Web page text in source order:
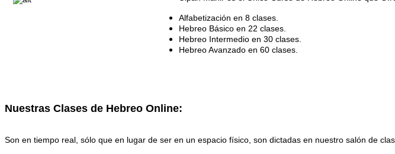
Alfabetización en 8 clases.
Hebreo Básico en 22 clases.
Hebreo Intermedio en 30 clases.
Hebreo Avanzado en 60 clases.
Nuestras Clases de Hebreo Online:
Son en tiempo real, sólo que en lugar de ser en un espacio físico, son dictadas en nuestro salón de